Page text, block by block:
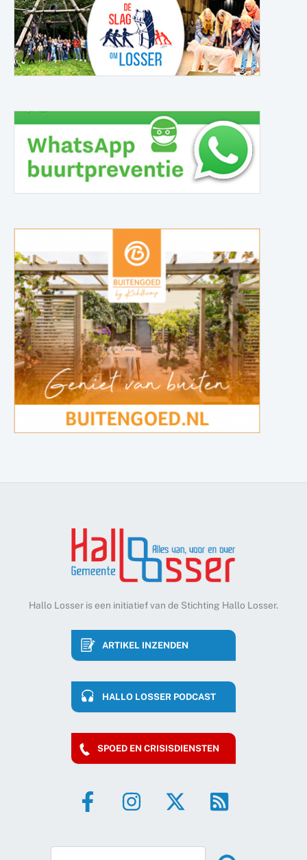
Hallo Losser is een initiatief van de Stichting Hallo Losser.
ARTIKEL INZENDEN
HALLO LOSSER PODCAST
SPOED EN CRISISDIENSTEN